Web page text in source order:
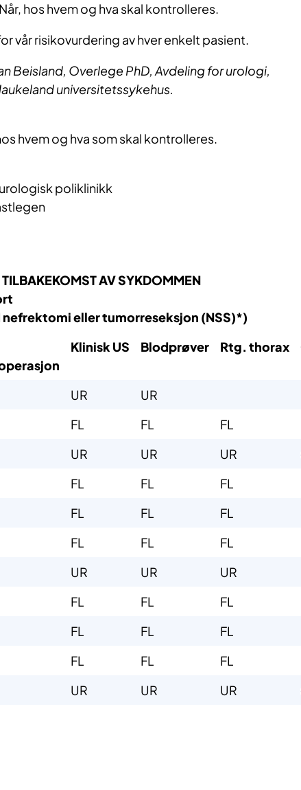
hos hvem og hva skal kontrolleres.
vår risikovurdering av hver enkelt pasient.
Beisland, Overlege PhD, Avdeling for urologi,
universitetssykehus.
hvem og hva som skal kontrolleres.
poliklinikk
AV SYKDOMMEN
eller tumorreseksjon (NSS)*)
​Klinisk US​ Blodprøver ​Rtg. t​horax
​UR
​UR
​FL ​FL
​FL
​UR ​UR ​UR
​FL ​FL
​FL
​FL ​FL
​FL
​FL ​FL
​FL
​UR ​UR
​UR
​FL ​FL
​FL
​FL ​FL
​FL
​FL ​FL
​FL
​UR ​UR ​UR